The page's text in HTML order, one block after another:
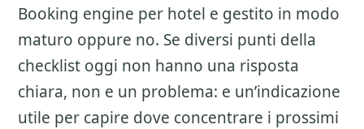
Booking engine per hotel e gestito in modo
maturo oppure no. Se diversi punti della
checklist oggi non hanno una risposta
chiara, non e un problema: e un’indicazione
utile per capire dove concentrare i prossimi